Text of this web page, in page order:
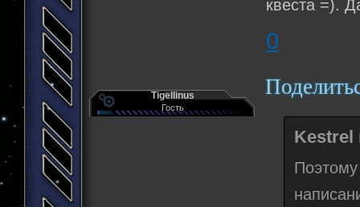
квеста =).
0
Tigellinus
Гость
Kestrel